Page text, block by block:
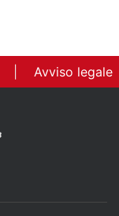
Avviso legale